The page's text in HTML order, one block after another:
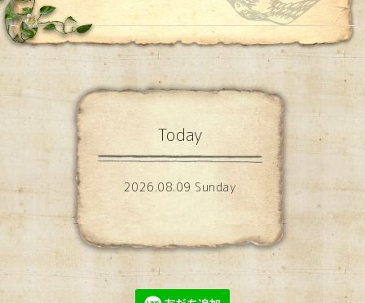
Today
2026.08.09 Sunday